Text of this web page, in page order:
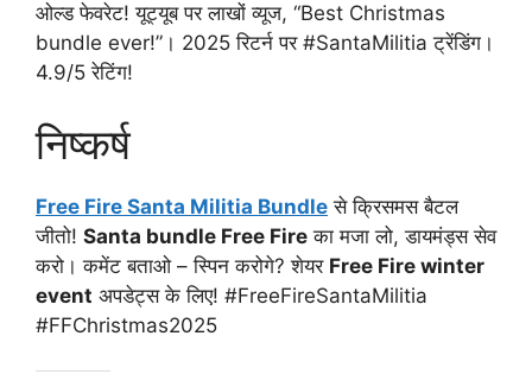
ओल्ड फेवरेट! यूट्यूब पर लाखों व्यूज, “Best Christmas
bundle ever!”। 2025 रिटर्न पर #SantaMilitia ट्रेंडिंग।
4.9/5 रेटिंग!
निष्कर्ष
Free Fire Santa Militia Bundle से क्रिसमस बैटल
जीतो! Santa bundle Free Fire का मजा लो, डायमंड्स सेव
करो। कमेंट बताओ – स्पिन करोगे? शेयर Free Fire winter
event अपडेट्स के लिए! #FreeFireSantaMilitia
#FFChristmas2025